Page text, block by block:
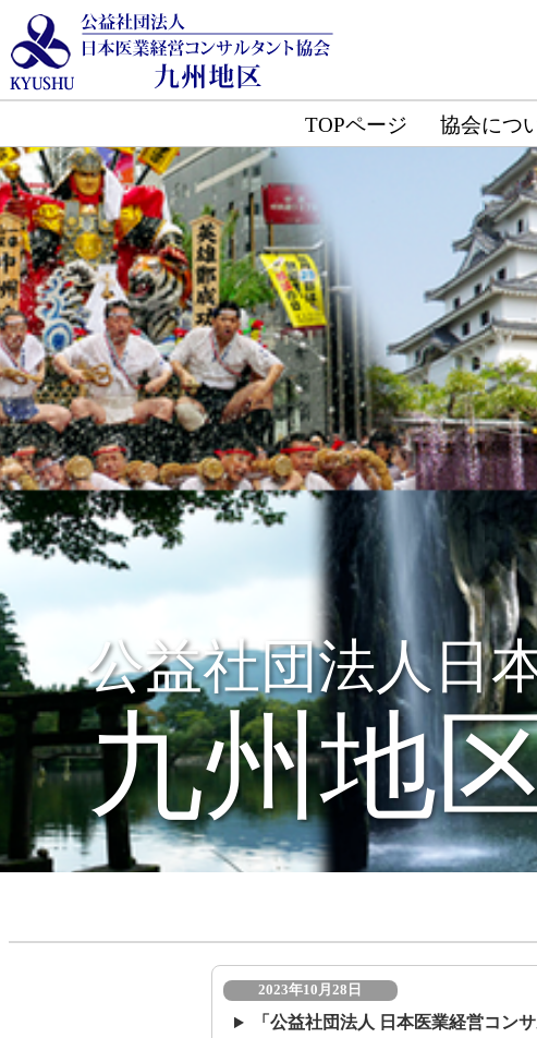
TOPページ 協会につ
公益社団法人日
九州地
2023年10月28日
「公益社団法人 日本医業経営コン